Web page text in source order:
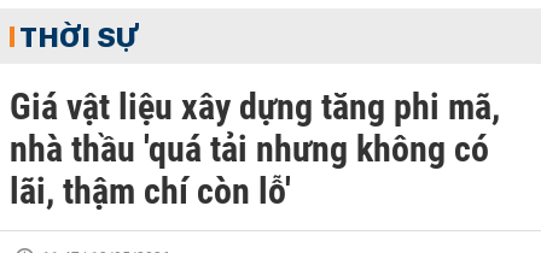
THỜI SỰ
Giá vật liệu xây dựng tăng phi mã,
nhà thầu 'quá tải nhưng không có
lãi, thậm chí còn lỗ'